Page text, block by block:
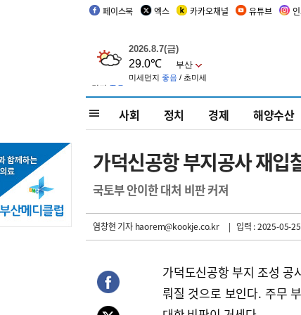
페이스북 엑스 카카오채널 유튜브
사회 정치 경제 해양수산
가덕신공항 부지공사 재입
국토부 안이한 대처 비판 커져
염창현 기자haorem@kookje.co.kr | 입력 : 2025-05-
가덕도신공항 부지 조성 공
뤄질 것으로 보인다. 주무